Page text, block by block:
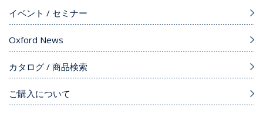
イベント / セミナー
Oxford News
カタログ / 商品検索
ご購入について